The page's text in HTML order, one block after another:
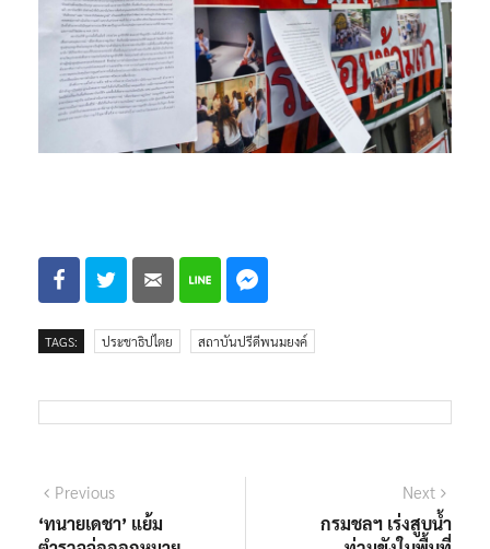
TAGS: ประชาธิปไตย สถาบันปรีดีพนมยงค์
แนะแนว
เรื่อง
PreviousPrevious
post:
‘ทนายเดชา’ แย้ม
Next
post:
กรมชลฯ เร่งสูบน้ำ